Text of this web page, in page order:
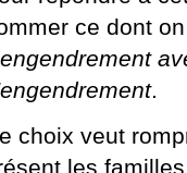
ce dont
engendrement
.
choix veut
les